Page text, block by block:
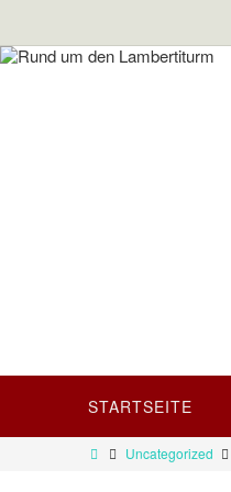
STARTSEITE
Uncategorized